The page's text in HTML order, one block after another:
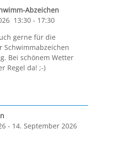
Abzeichen
13:30- 17:30
gerne für die
Schwimmabzeichen
Bei schönem Wetter
Regel da! ;-)
- 14. September 2026